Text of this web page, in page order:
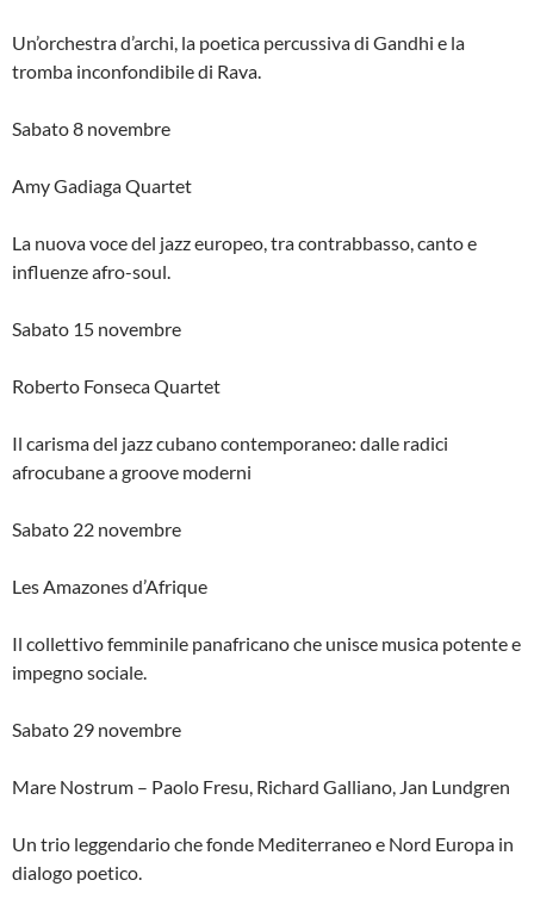
Un’orchestra d’archi, la poetica percussiva di Gandhi e la
tromba inconfondibile di Rava.
Sabato 8 novembre
Amy Gadiaga Quartet
La nuova voce del jazz europeo, tra contrabbasso, canto e
influenze afro-soul.
Sabato 15 novembre
Roberto Fonseca Quartet
Il carisma del jazz cubano contemporaneo: dalle radici
afrocubane a groove moderni
Sabato 22 novembre
Les Amazones d’Afrique
Il collettivo femminile panafricano che unisce musica potente e
impegno sociale.
Sabato 29 novembre
Mare Nostrum – Paolo Fresu, Richard Galliano, Jan Lundgren
Un trio leggendario che fonde Mediterraneo e Nord Europa in
dialogo poetico.